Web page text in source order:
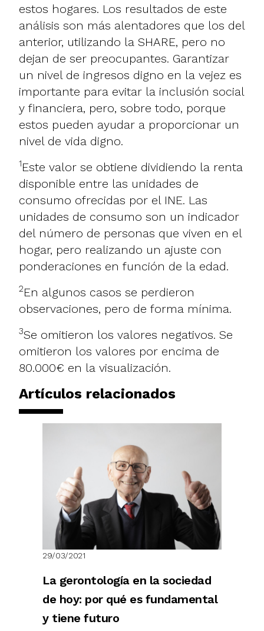
estos hogares. Los resultados de este
análisis son más alentadores que los del
anterior, utilizando la SHARE, pero no
dejan de ser preocupantes. Garantizar
un nivel de ingresos digno en la vejez es
importante para evitar la inclusión social
y financiera, pero, sobre todo, porque
estos pueden ayudar a proporcionar un
nivel de vida digno.
1Este valor se obtiene dividiendo la renta
disponible entre las unidades de
consumo ofrecidas por el INE. Las
unidades de consumo son un indicador
del número de personas que viven en el
hogar, pero realizando un ajuste con
ponderaciones en función de la edad.
2En algunos casos se perdieron
observaciones, pero de forma mínima.
3Se omitieron los valores negativos. Se
omitieron los valores por encima de
80.000€ en la visualización.
Artículos relacionados
29/03/2021
La gerontología en la sociedad
de hoy: por qué es fundamental
y tiene futuro